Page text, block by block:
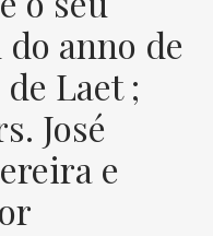
anno de
Laet ;
José
e